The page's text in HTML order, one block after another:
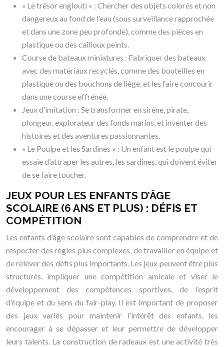
« Le trésor englouti » : Chercher des objets colorés et non
dangereux au fond de l’eau (sous surveillance rapprochée
et dans une zone peu profonde), comme des pièces en
plastique ou des cailloux peints.
Course de bateaux miniatures : Fabriquer des bateaux
avec des matériaux recyclés, comme des bouteilles en
plastique ou des bouchons de liège, et les faire concourir
dans une course effrénée.
Jeux d’imitation : Se transformer en sirène, pirate,
plongeur, explorateur des fonds marins, et inventer des
histoires et des aventures passionnantes.
« Le Poulpe et les Sardines » : Un enfant est le poulpe qui
essaie d’attraper les autres, les sardines, qui doivent éviter
de se faire toucher.
JEUX POUR LES ENFANTS D’ÂGE
SCOLAIRE (6 ANS ET PLUS) : DÉFIS ET
COMPÉTITION
Les enfants d’âge scolaire sont capables de comprendre et de
respecter des règles plus complexes, de travailler en équipe et
de relever des défis plus importants. Les jeux peuvent être plus
structurés, impliquer une compétition amicale et viser le
développement des compétences sportives, de l’esprit
d’équipe et du sens du fair-play. Il est important de proposer
des jeux variés pour maintenir l’intérêt des enfants, les
encourager à se dépasser et leur permettre de développer
leurs talents. La construction de radeaux est une activité très